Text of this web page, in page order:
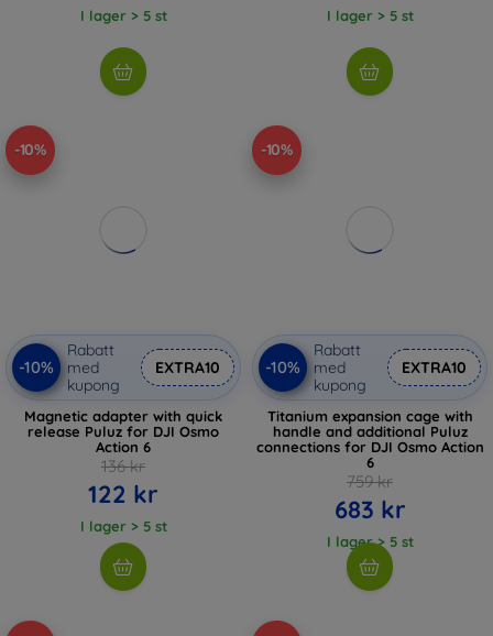
I lager > 5 st I lager > 5 st
-10%
-10%
Rabatt
med
kupong
EXTRA10
Magnetic adapter with quick
release Puluz for DJI Osmo
Action 6
136 kr
122 kr
I lager > 5 st
-10%
-10%
Rabatt
med
kupong
EXTRA10
Titanium expansion cage with
handle and additional Puluz
connections for DJI Osmo Action
6
759 kr
683 kr
I lager > 5 st